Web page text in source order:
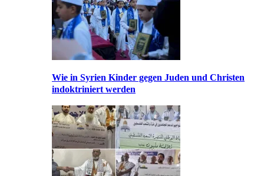
Wie in Syrien Kinder gegen Juden und Christen
indoktriniert werden